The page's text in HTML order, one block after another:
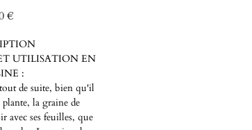
€Prix
UTILISATION EN
:
de suite, bien qu'il
plante, la graine de
avec ses feuilles, que